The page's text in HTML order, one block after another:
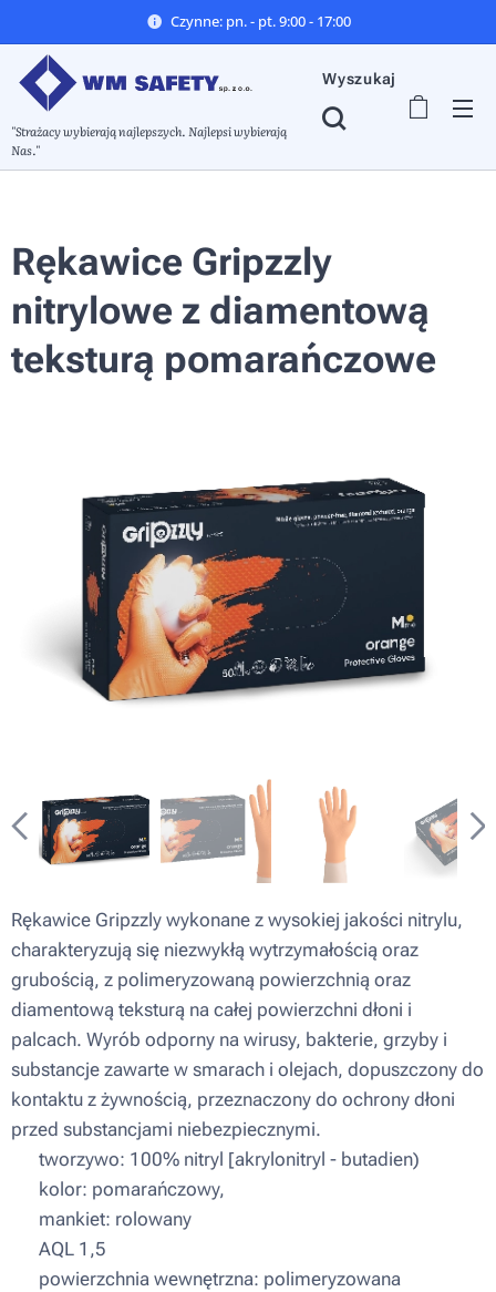
Czynne: pn. - pt. 9:00 - 17:00
"Strażacy wybierają najlepszych. Najlepsi wybierają
Nas."
Wyszukaj
Rękawice Gripzzly
nitrylowe z diamentową
teksturą pomarańczowe
Rękawice Gripzzly wykonane z wysokiej jakości nitrylu,
charakteryzują się niezwykłą wytrzymałością oraz
grubością, z polimeryzowaną powierzchnią oraz
diamentową teksturą na całej powierzchni dłoni i
palcach. Wyrób odporny na wirusy, bakterie, grzyby i
substancje zawarte w smarach i olejach, dopuszczony do
kontaktu z żywnością, przeznaczony do ochrony dłoni
przed substancjami niebezpiecznymi.
▪ tworzywo: 100% nitryl [akrylonitryl - butadien)
▪ kolor: pomarańczowy,
▪ mankiet: rolowany
▪ AQL 1,5
▪ powierzchnia wewnętrzna: polimeryzowana